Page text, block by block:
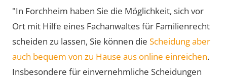
"In Forchheim haben Sie die Möglichkeit, sich vor
Ort mit Hilfe eines Fachanwaltes für Familienrecht
scheiden zu lassen, Sie können die Scheidung aber
auch bequem von zu Hause aus online einreichen.
Insbesondere für einvernehmliche Scheidungen